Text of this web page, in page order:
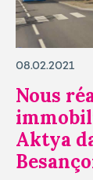
08.02.2021
Nous
Aktya